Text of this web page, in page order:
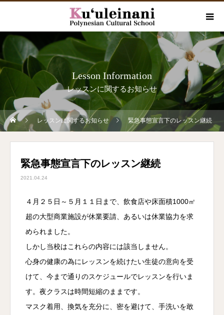
Lesson Information
レッスンに関するお知らせ
レッスンに関するお知らせ 緊急事態宣言下のレッスン継続
緊急事態宣言下のレッスン継続
2021.04.24
４月２５日～５月１１日まで、飲食店や床面積1000㎡
超の大型商業施設が休業要請、あるいは休業協力を求
められました。
しかし当校はこれらの内容には該当しません。
心身の健康の為にレッスンを続けたい生徒の意向を受
けて、今まで通りのスケジュールでレッスンを行いま
す。夜クラスは時間短縮のままです。
マスク着用、換気を充分に、密を避けて、手洗いを敢